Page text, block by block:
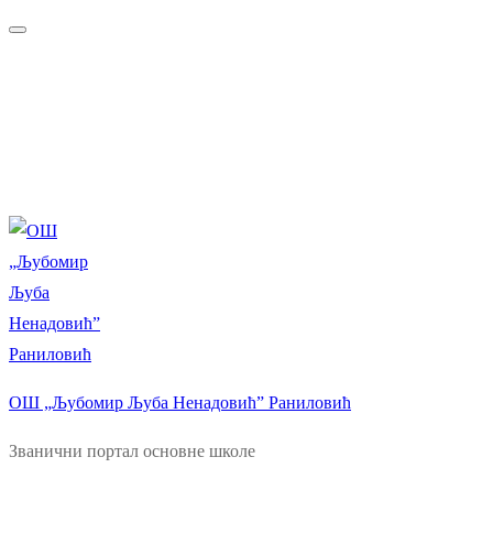
Прескочи
Изборник
Затворити
ОШ „Љубомир Љуба Ненадовић” Раниловић
Званични портал основне школе